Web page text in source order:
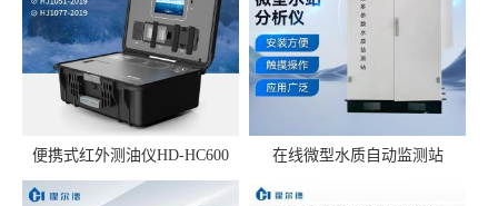
便携式红外测油仪HD-HC600 在线微型水质自动监测站